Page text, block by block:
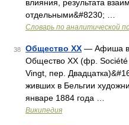
влияния, результата
отдельными&#8230; …
Словарь по аналитической
38 Общество ХХ — Афиша
Общество ХХ (фр. Société
Vingt, пер.
живших в Бельгии
январе 1884 года …
Википедия